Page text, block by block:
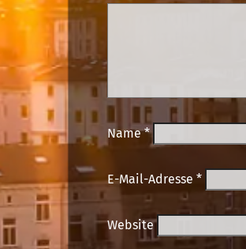
Name*
E-Mail-Adresse *
Website